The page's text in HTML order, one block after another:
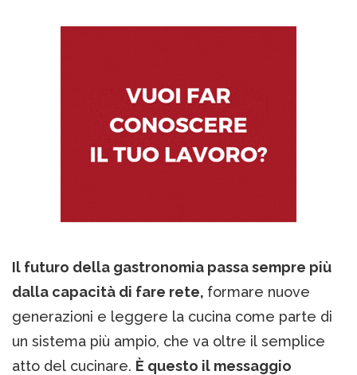
Il futuro della gastronomia passa sempre più
dalla capacità di fare rete, formare nuove
generazioni e leggere la cucina come parte di
un sistema più ampio, che va oltre il semplice
atto del cucinare. È questo il messaggio